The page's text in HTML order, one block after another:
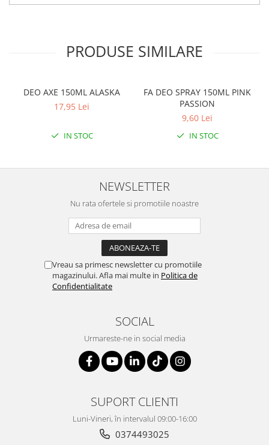
PRODUSE SIMILARE
DEO AXE 150ML ALASKA
17,95 Lei
IN STOC
FA DEO SPRAY 150ML PINK
PASSION
9,60 Lei
IN STOC
NEWSLETTER
Nu rata ofertele si promotiile noastre
Vreau sa primesc newsletter cu promotiile
magazinului. Afla mai multe in Politica de
Confidentialitate
SOCIAL
Urmareste-ne in social media
SUPORT CLIENTI
Luni-Vineri, în intervalul 09:00-16:00
0374493025